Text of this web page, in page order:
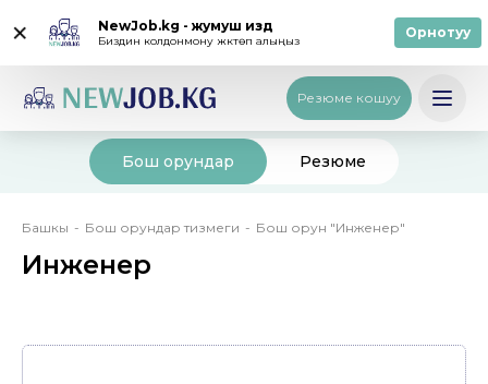
NewJob.kg - жумуш издөө
Биздин колдонмону жүктөп алыңыз Орнотуу
Резюме кошуу
Кирүү Катталуу Русский
Бош орундар Резюме
Breadcrumb
Башкы Бош орундар тизмеги Бош орун "Инженер"
Инженер